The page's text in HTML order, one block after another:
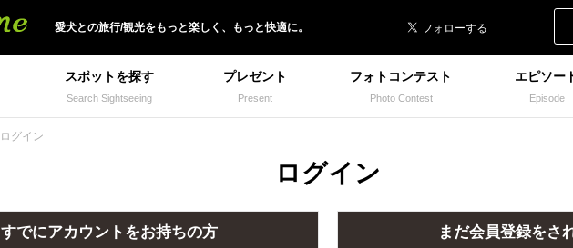
愛犬との旅行/観光をもっと楽しく、 もっと快適に。
スポットを探す
Search Sightseeing
プレゼント
Present
フォトコンテスト
Photo Contest
エピソー
Episode
ログイン
ログイン
すでにアカウントをお持ちの方 まだ会員登録をさ